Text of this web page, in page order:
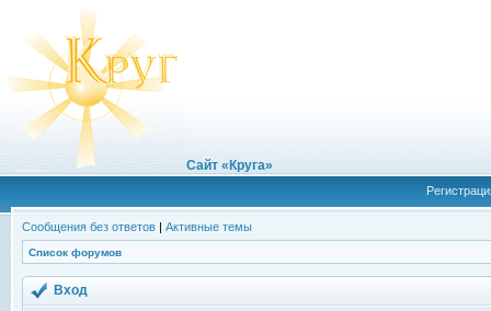
Сайт «Круга»
Сообщения без ответов | Активные темы
Список форумов
Вход